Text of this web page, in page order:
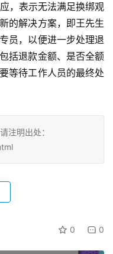
，表示无法满足换绑观
的解决方案，即王先生
员，以便进一步处理退
括退款金额、是否全额
等待工作人员的最终处
注明出处：
0 0